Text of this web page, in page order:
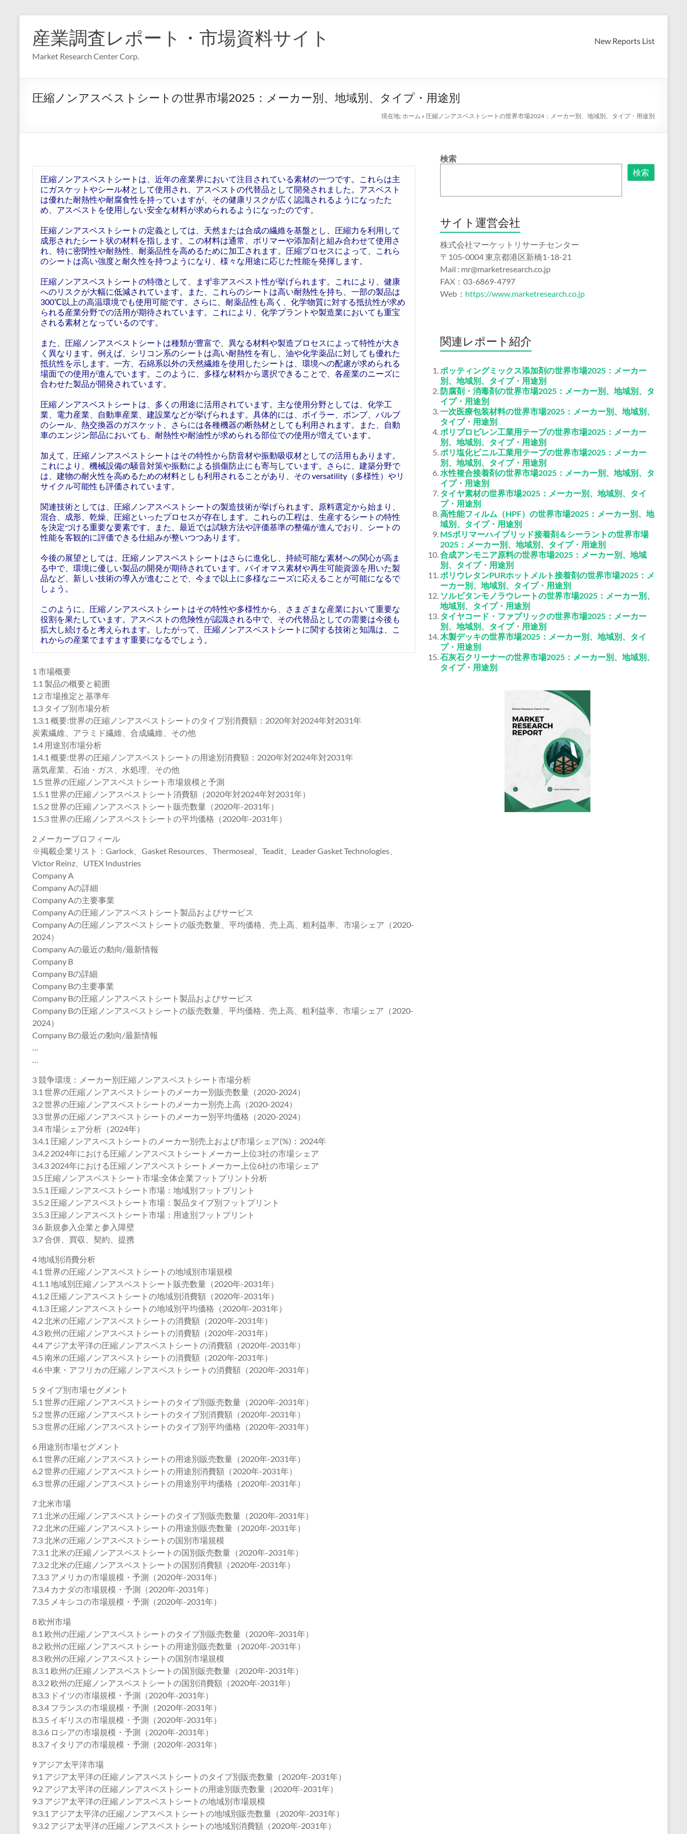
産業調査レポート・市場資料サイト
Market Research Center Corp.
New Reports List
圧縮ノンアスベストシートの世界市場2025：メーカー別、地域別、タイプ・用途別
現在地: ホーム » 圧縮ノンアスベストシートの世界市場2024：メーカー別、地域別、タイプ・用途別
圧縮ノンアスベストシートは、近年の産業界において注目されている素材の一つです。これらは主
にガスケットやシール材として使用され、アスベストの代替品として開発されました。アスベスト
は優れた耐熱性や耐腐食性を持っていますが、その健康リスクが広く認識されるようになったた
め、アスベストを使用しない安全な材料が求められるようになったのです。
圧縮ノンアスベストシートの定義としては、天然または合成の繊維を基盤とし、圧縮力を利用して
成形されたシート状の材料を指します。この材料は通常、ポリマーや添加剤と組み合わせて使用さ
れ、特に密閉性や耐熱性、耐薬品性を高めるために加工されます。圧縮プロセスによって、これら
のシートは高い強度と耐久性を持つようになり、様々な用途に応じた性能を発揮します。
圧縮ノンアスベストシートの特徴として、まず非アスベスト性が挙げられます。これにより、健康
へのリスクが大幅に低減されています。また、これらのシートは高い耐熱性を持ち、一部の製品は
300℃以上の高温環境でも使用可能です。さらに、耐薬品性も高く、化学物質に対する抵抗性が求め
られる産業分野での活用が期待されています。これにより、化学プラントや製造業においても重宝
される素材となっているのです。
また、圧縮ノンアスベストシートは種類が豊富で、異なる材料や製造プロセスによって特性が大き
く異なります。例えば、シリコン系のシートは高い耐熱性を有し、油や化学薬品に対しても優れた
抵抗性を示します。一方、石綿系以外の天然繊維を使用したシートは、環境への配慮が求められる
場面での使用が進んでいます。このように、多様な材料から選択できることで、各産業のニーズに
合わせた製品が開発されています。
圧縮ノンアスベストシートは、多くの用途に活用されています。主な使用分野としては、化学工
業、電力産業、自動車産業、建設業などが挙げられます。具体的には、ボイラー、ポンプ、バルブ
のシール、熱交換器のガスケット、さらには各種機器の断熱材としても利用されます。また、自動
車のエンジン部品においても、耐熱性や耐油性が求められる部位での使用が増えています。
加えて、圧縮ノンアスベストシートはその特性から防音材や振動吸収材としての活用もあります。
これにより、機械設備の騒音対策や振動による損傷防止にも寄与しています。さらに、建築分野で
は、建物の耐火性を高めるための材料としも利用されることがあり、その versatility（多様性）やリ
サイクル可能性も評価されています。
関連技術としては、圧縮ノンアスベストシートの製造技術が挙げられます。原料選定から始まり、
混合、成形、乾燥、圧縮といったプロセスが存在します。これらの工程は、生産するシートの特性
を決定づける重要な要素です。また、最近では試験方法や評価基準の整備が進んでおり、シートの
性能を客観的に評価できる仕組みが整いつつあります。
今後の展望としては、圧縮ノンアスベストシートはさらに進化し、持続可能な素材への関心が高ま
る中で、環境に優しい製品の開発が期待されています。バイオマス素材や再生可能資源を用いた製
品など、新しい技術の導入が進むことで、今まで以上に多様なニーズに応えることが可能になるで
しょう。
このように、圧縮ノンアスベストシートはその特性や多様性から、さまざまな産業において重要な
役割を果たしています。アスベストの危険性が認識される中で、その代替品としての需要は今後も
拡大し続けると考えられます。したがって、圧縮ノンアスベストシートに関する技術と知識は、こ
れからの産業でますます重要になるでしょう。
1 市場概要
1.1 製品の概要と範囲
1.2 市場推定と基準年
1.3 タイプ別市場分析
1.3.1 概要:世界の圧縮ノンアスベストシートのタイプ別消費額：2020年対2024年対2031年
炭素繊維、アラミド繊維、合成繊維、その他
1.4 用途別市場分析
1.4.1 概要:世界の圧縮ノンアスベストシートの用途別消費額：2020年対2024年対2031年
蒸気産業、石油・ガス、水処理、その他
1.5 世界の圧縮ノンアスベストシート市場規模と予測
1.5.1 世界の圧縮ノンアスベストシート消費額（2020年対2024年対2031年）
1.5.2 世界の圧縮ノンアスベストシート販売数量（2020年-2031年）
1.5.3 世界の圧縮ノンアスベストシートの平均価格（2020年-2031年）
2 メーカープロフィール
※掲載企業リスト：Garlock、Gasket Resources、Thermoseal、Teadit、Leader Gasket Technologies、
Victor Reinz、UTEX Industries
Company A
Company Aの詳細
Company Aの主要事業
Company Aの圧縮ノンアスベストシート製品およびサービス
Company Aの圧縮ノンアスベストシートの販売数量、平均価格、売上高、粗利益率、市場シェア（2020-
2024）
Company Aの最近の動向/最新情報
Company B
Company Bの詳細
Company Bの主要事業
Company Bの圧縮ノンアスベストシート製品およびサービス
Company Bの圧縮ノンアスベストシートの販売数量、平均価格、売上高、粗利益率、市場シェア（2020-
2024）
Company Bの最近の動向/最新情報
…
…
3 競争環境：メーカー別圧縮ノンアスベストシート市場分析
3.1 世界の圧縮ノンアスベストシートのメーカー別販売数量（2020-2024）
3.2 世界の圧縮ノンアスベストシートのメーカー別売上高（2020-2024）
3.3 世界の圧縮ノンアスベストシートのメーカー別平均価格（2020-2024）
3.4 市場シェア分析（2024年）
3.4.1 圧縮ノンアスベストシートのメーカー別売上および市場シェア(%)：2024年
3.4.2 2024年における圧縮ノンアスベストシートメーカー上位3社の市場シェア
3.4.3 2024年における圧縮ノンアスベストシートメーカー上位6社の市場シェア
3.5 圧縮ノンアスベストシート市場:全体企業フットプリント分析
3.5.1 圧縮ノンアスベストシート市場：地域別フットプリント
3.5.2 圧縮ノンアスベストシート市場：製品タイプ別フットプリント
3.5.3 圧縮ノンアスベストシート市場：用途別フットプリント
3.6 新規参入企業と参入障壁
3.7 合併、買収、契約、提携
4 地域別消費分析
4.1 世界の圧縮ノンアスベストシートの地域別市場規模
4.1.1 地域別圧縮ノンアスベストシート販売数量（2020年-2031年）
4.1.2 圧縮ノンアスベストシートの地域別消費額（2020年-2031年）
4.1.3 圧縮ノンアスベストシートの地域別平均価格（2020年-2031年）
4.2 北米の圧縮ノンアスベストシートの消費額（2020年-2031年）
4.3 欧州の圧縮ノンアスベストシートの消費額（2020年-2031年）
4.4 アジア太平洋の圧縮ノンアスベストシートの消費額（2020年-2031年）
4.5 南米の圧縮ノンアスベストシートの消費額（2020年-2031年）
4.6 中東・アフリカの圧縮ノンアスベストシートの消費額（2020年-2031年）
5 タイプ別市場セグメント
5.1 世界の圧縮ノンアスベストシートのタイプ別販売数量（2020年-2031年）
5.2 世界の圧縮ノンアスベストシートのタイプ別消費額（2020年-2031年）
5.3 世界の圧縮ノンアスベストシートのタイプ別平均価格（2020年-2031年）
6 用途別市場セグメント
6.1 世界の圧縮ノンアスベストシートの用途別販売数量（2020年-2031年）
6.2 世界の圧縮ノンアスベストシートの用途別消費額（2020年-2031年）
6.3 世界の圧縮ノンアスベストシートの用途別平均価格（2020年-2031年）
7 北米市場
7.1 北米の圧縮ノンアスベストシートのタイプ別販売数量（2020年-2031年）
7.2 北米の圧縮ノンアスベストシートの用途別販売数量（2020年-2031年）
7.3 北米の圧縮ノンアスベストシートの国別市場規模
7.3.1 北米の圧縮ノンアスベストシートの国別販売数量（2020年-2031年）
7.3.2 北米の圧縮ノンアスベストシートの国別消費額（2020年-2031年）
7.3.3 アメリカの市場規模・予測（2020年-2031年）
7.3.4 カナダの市場規模・予測（2020年-2031年）
7.3.5 メキシコの市場規模・予測（2020年-2031年）
8 欧州市場
8.1 欧州の圧縮ノンアスベストシートのタイプ別販売数量（2020年-2031年）
8.2 欧州の圧縮ノンアスベストシートの用途別販売数量（2020年-2031年）
8.3 欧州の圧縮ノンアスベストシートの国別市場規模
8.3.1 欧州の圧縮ノンアスベストシートの国別販売数量（2020年-2031年）
8.3.2 欧州の圧縮ノンアスベストシートの国別消費額（2020年-2031年）
8.3.3 ドイツの市場規模・予測（2020年-2031年）
8.3.4 フランスの市場規模・予測（2020年-2031年）
8.3.5 イギリスの市場規模・予測（2020年-2031年）
8.3.6 ロシアの市場規模・予測（2020年-2031年）
8.3.7 イタリアの市場規模・予測（2020年-2031年）
9 アジア太平洋市場
9.1 アジア太平洋の圧縮ノンアスベストシートのタイプ別販売数量（2020年-2031年）
9.2 アジア太平洋の圧縮ノンアスベストシートの用途別販売数量（2020年-2031年）
9.3 アジア太平洋の圧縮ノンアスベストシートの地域別市場規模
9.3.1 アジア太平洋の圧縮ノンアスベストシートの地域別販売数量（2020年-2031年）
9.3.2 アジア太平洋の圧縮ノンアスベストシートの地域別消費額（2020年-2031年）
検索
検索
サイト運営会社
株式会社マーケットリサーチセンター
〒105-0004 東京都港区新橋1-18-21
Mail : mr@marketresearch.co.jp
FAX：03-6869-4797
Web： https://www.marketresearch.co.jp
関連レポート紹介
ポッティングミックス添加剤の世界市場2025：メーカー
別、地域別、タイプ・用途別
防腐剤・消毒剤の世界市場2025：メーカー別、地域別、タ
イプ・用途別
一次医療包装材料の世界市場2025：メーカー別、地域別、
タイプ・用途別
ポリプロピレン工業用テープの世界市場2025：メーカー
別、地域別、タイプ・用途別
ポリ塩化ビニル工業用テープの世界市場2025：メーカー
別、地域別、タイプ・用途別
水性複合接着剤の世界市場2025：メーカー別、地域別、タ
イプ・用途別
タイヤ素材の世界市場2025：メーカー別、地域別、タイ
プ・用途別
高性能フィルム（HPF）の世界市場2025：メーカー別、地
域別、タイプ・用途別
MSポリマーハイブリッド接着剤＆シーラントの世界市場
2025：メーカー別、地域別、タイプ・用途別
合成アンモニア原料の世界市場2025：メーカー別、地域
別、タイプ・用途別
ポリウレタンPURホットメルト接着剤の世界市場2025：メ
ーカー別、地域別、タイプ・用途別
ソルビタンモノラウレートの世界市場2025：メーカー別、
地域別、タイプ・用途別
タイヤコード・ファブリックの世界市場2025：メーカー
別、地域別、タイプ・用途別
木製デッキの世界市場2025：メーカー別、地域別、タイ
プ・用途別
石灰石クリーナーの世界市場2025：メーカー別、地域別、
タイプ・用途別